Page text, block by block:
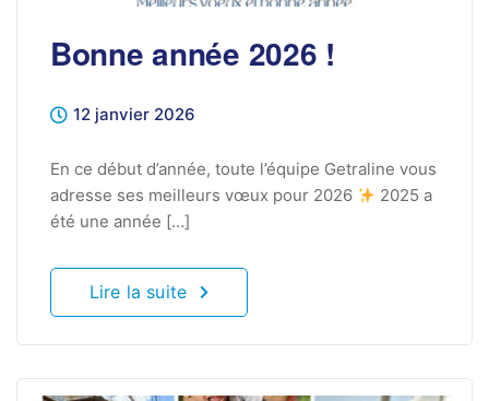
Bonne année 2026 !
12 janvier 2026
En ce début d’année, toute l’équipe Getraline vous
adresse ses meilleurs vœux pour 2026
2025 a
été une année […]
Lire la suite